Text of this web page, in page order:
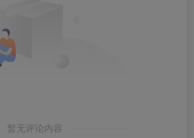
暂无评论内容